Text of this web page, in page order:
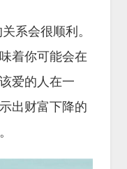
系会很顺利。
着你可能会在
爱的人在一
出财富下降的